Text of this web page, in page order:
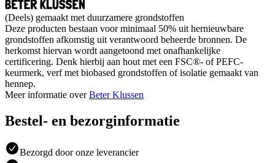
(Deels) gemaakt met duurzamere grondstoffen
Deze producten bestaan voor minimaal 50% uit hernieuwbare
grondstoffen afkomstig uit verantwoord beheerde bronnen. De
herkomst hiervan wordt aangetoond met onafhankelijke
certificering. Denk hierbij aan hout met een FSC®- of PEFC-
keurmerk, verf met biobased grondstoffen of isolatie gemaakt van
hennep.
Meer informatie overBeter Klussen
Bestel- en bezorginformatie
Bezorgd door onze leverancier